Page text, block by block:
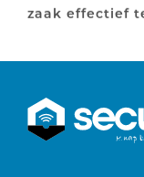
zaak effectief